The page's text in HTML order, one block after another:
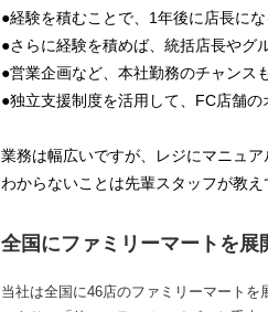
●経験を積むことで、1年後に店長にな
●さらに経験を積めば、統括店長やグ
●営業企画など、本社勤務のチャンス
●独立支援制度を活用して、FC店舗の
業務は幅広いですが、レジにマニュ
わからないことは先輩スタッフが教
全国にファミリーマートを展
当社は全国に46店のファミリーマート